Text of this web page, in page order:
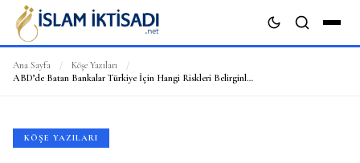
ARA
Ana Sayfa / Köşe Yazıları
/
ABD’de Batan Bankalar Türkiye İçin Hangi Riskleri Belirginleştiriyor?
KÖŞE YAZILARI